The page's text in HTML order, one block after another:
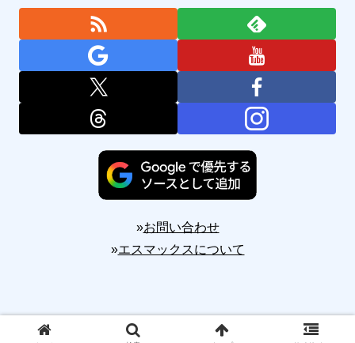
»お問い合わせ
»エスマックスについて
Copyright © 2010-2026 S-MAX All Rights Reserved.